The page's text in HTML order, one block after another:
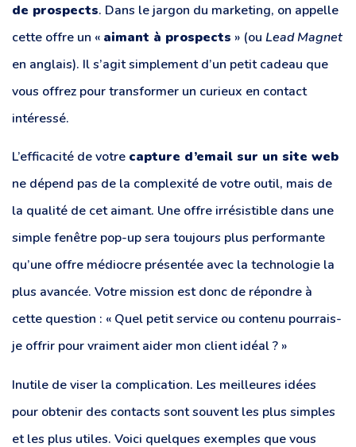
de prospects. Dans le jargon du marketing, on appelle
cette offre un « aimant à prospects » (ou Lead Magnet
en anglais). Il s’agit simplement d’un petit cadeau que
vous offrez pour transformer un curieux en contact
intéressé.
L’efficacité de votre capture d’email sur un site web
ne dépend pas de la complexité de votre outil, mais de
la qualité de cet aimant. Une offre irrésistible dans une
simple fenêtre pop-up sera toujours plus performante
qu’une offre médiocre présentée avec la technologie la
plus avancée. Votre mission est donc de répondre à
cette question : « Quel petit service ou contenu pourrais-
je offrir pour vraiment aider mon client idéal ? »
Inutile de viser la complication. Les meilleures idées
pour obtenir des contacts sont souvent les plus simples
et les plus utiles. Voici quelques exemples que vous